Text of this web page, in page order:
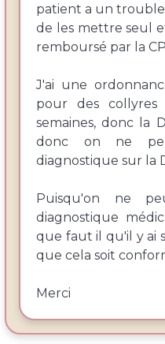
patient a un
de les mettre seul
remboursé par la
J'ai une
pour des
semaines, donc la
donc on ne
diagnostique sur la
Puisqu'on ne
diagnostique
que faut il qu'il y ai
que cela soit
Merci